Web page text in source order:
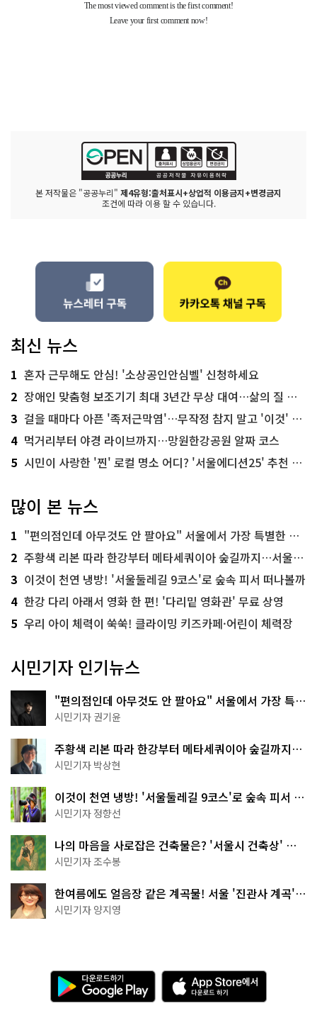
본 저작물은 "공공누리" 제4유형:출처표시+상업적 이용금지+변경금지
조건에 따라 이용 할 수 있습니다.
최신 뉴스
1 혼자 근무해도 안심! '소상공인안심벨' 신청하세요
2 장애인 맞춤형 보조기기 최대 3년간 무상 대여…삶의 질 높인다
3 걸을 때마다 아픈 '족저근막염'…무작정 참지 말고 '이것' 해보세요!
4 먹거리부터 야경 라이브까지…망원한강공원 알짜 코스
5 시민이 사랑한 '찐' 로컬 명소 어디? '서울에디션25' 추천 코스
많이 본 뉴스
1 "편의점인데 아무것도 안 팔아요" 서울에서 가장 특별한 편의점의 정체
2 주황색 리본 따라 한강부터 메타세쿼이아 숲길까지…서울둘레길 15코스
3 이것이 천연 냉방! '서울둘레길 9코스'로 숲속 피서 떠나볼까
4 한강 다리 아래서 영화 한 편! '다리밑 영화관' 무료 상영
5 우리 아이 체력이 쑥쑥! 클라이밍 키즈카페·어린이 체력장
시민기자 인기뉴스
"편의점인데 아무것도 안 팔아요" 서울에서 가장 특별
한 편의점의 정체
시민기자 권기윤
주황색 리본 따라 한강부터 메타세쿼이아 숲길까지…
서울둘레길 15코스
시민기자 박상현
이것이 천연 냉방! '서울둘레길 9코스'로 숲속 피서 떠
나볼까
시민기자 정향선
나의 마음을 사로잡은 건축물은? '서울시 건축상' 수
상작 공개!
시민기자 조수봉
한여름에도 얼음장 같은 계곡물! 서울 '진관사 계곡'이
천국이네~
시민기자 양지영
다
운
로
A
p
p